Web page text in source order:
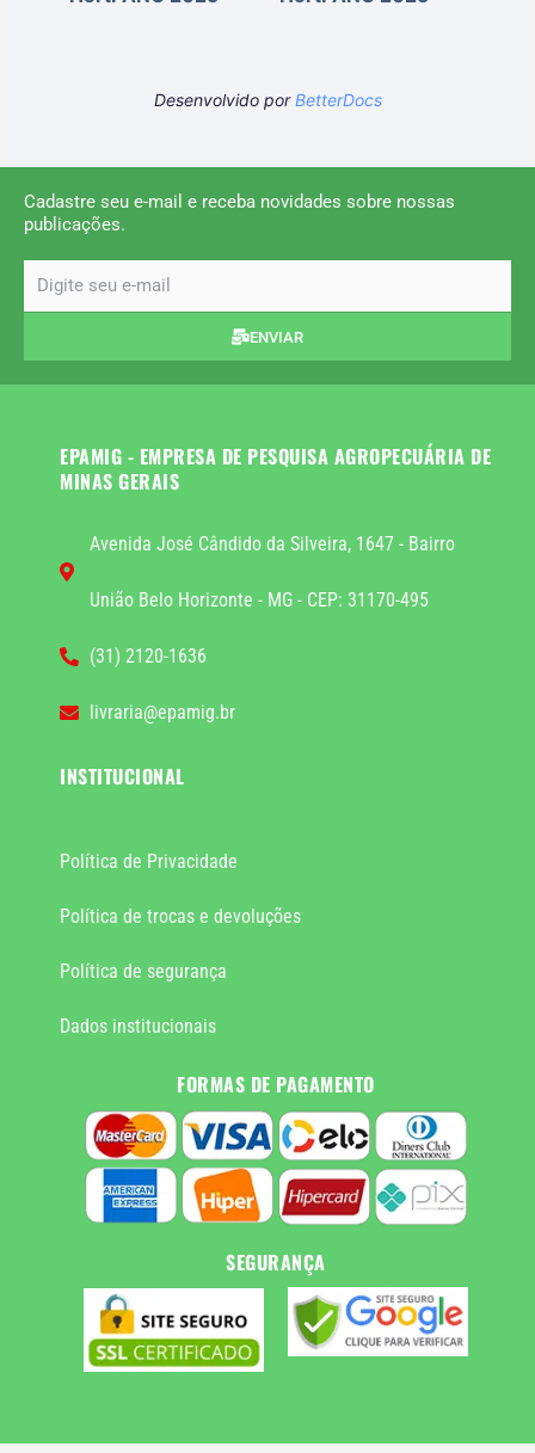
Desenvolvido porBetterDocs
Cadastre seu e-mail e receba novidades sobre nossas
publicações.
ENVIAR
EPAMIG - EMPRESA DE PESQUISA AGROPECUÁRIA DE
MINAS GERAIS
Avenida José Cândido da Silveira, 1647 - Bairro
União Belo Horizonte - MG - CEP: 31170-495
(31) 2120-1636
livraria@epamig.br
INSTITUCIONAL
Política de Privacidade
Política de trocas e devoluções
Política de segurança
Dados institucionais
FORMAS DE PAGAMENTO
SEGURANÇA